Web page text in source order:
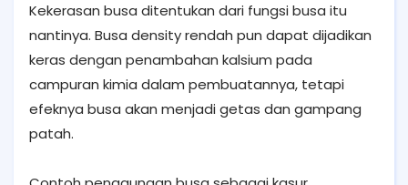
Kekerasan busa ditentukan dari fungsi busa itu
nantinya. Busa density rendah pun dapat dijadikan
keras dengan penambahan kalsium pada
campuran kimia dalam pembuatannya, tetapi
efeknya busa akan menjadi getas dan gampang
patah.